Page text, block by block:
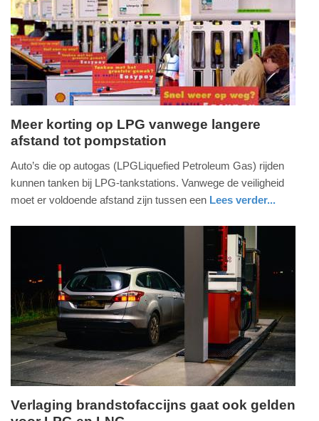
04-
2025
09:10
donderdag,
16:49
04-
2025
09:10
Meer korting op LPG vanwege langere
afstand tot pompstation
Auto’s die op autogas (LPGLiquefied Petroleum Gas) rijden
kunnen tanken bij LPG-tankstations. Vanwege de veiligheid
moet er voldoende afstand zijn tussen een Lees verder...
holland
Verlaging brandstofaccijns gaat ook gelden